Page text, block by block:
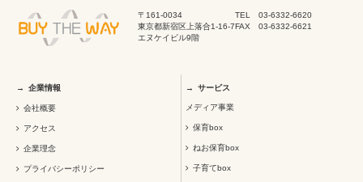
〒161-0034
東京都新宿区上落合1-16-7
エヌケイビル9階
TEL 03-6332-6620
FAX 03-6332-6621
企業情報
会社概要
アクセス
企業理念
プライバシーポリシー
サービス
メディア事業
保育box
ねお保育box
子育てbox